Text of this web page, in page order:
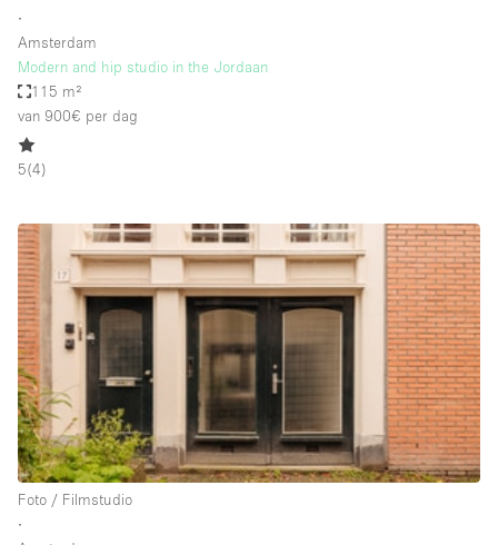
Beveiligingssysteem
Concierge
Daglicht
Elektriciteit
Etalage
Grote entree
Haussmann-stijl
Industrieel
Internet
Kantoorbenodigdheden
Keuken
∙
Amsterdam
Modern and hip studio in the Jordaan
115 m²
van 900€ per dag
5(4)
Foto / Filmstudio
∙